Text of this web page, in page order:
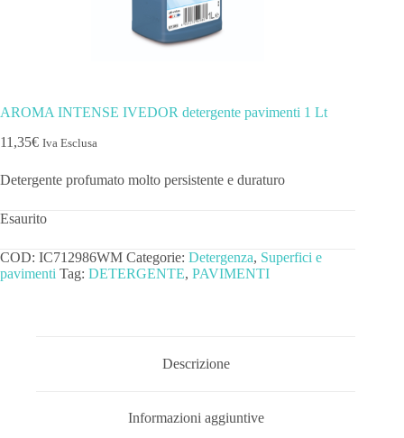
AROMA INTENSE IVEDOR detergente pavimenti 1 Lt
11,35€ Iva Esclusa
Detergente profumato molto persistente e duraturo
Esaurito
COD: IC712986WM Categorie: Detergenza, Superfici e
pavimenti Tag: DETERGENTE, PAVIMENTI
Descrizione
Informazioni aggiuntive